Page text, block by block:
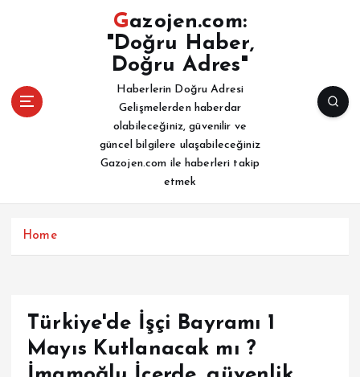
Gazojen.com:
"Doğru Haber,
Doğru Adres"
Haberlerin Doğru Adresi
Gelişmelerden haberdar
olabileceğiniz, güvenilir ve
güncel bilgilere ulaşabileceğiniz
Gazojen.com ile haberleri takip
etmek
Home
Türkiye'de İşçi Bayramı 1
Mayıs Kutlanacak mı ?